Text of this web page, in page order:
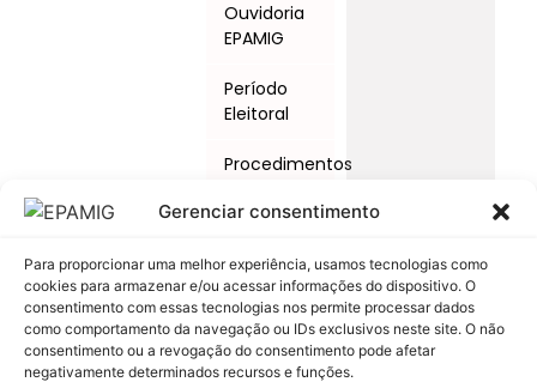
Gerenciar consentimento
Para proporcionar uma melhor experiência, usamos tecnologias como
cookies para armazenar e/ou acessar informações do dispositivo. O
consentimento com essas tecnologias nos permite processar dados
como comportamento da navegação ou IDs exclusivos neste site. O não
consentimento ou a revogação do consentimento pode afetar
negativamente determinados recursos e funções.
Ouvidoria
EPAMIG
Período
Eleitoral
Procedimentos
e Ações
Relatório
Anual de
Atividades